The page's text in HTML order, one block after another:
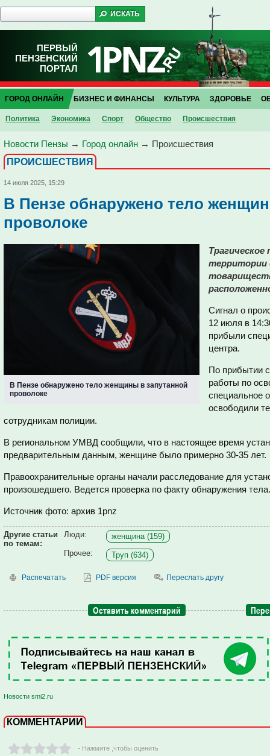
ПЕРВЫЙ
ПЕНЗЕНСКИЙ
ПОРТАЛ
ГОРОД ОНЛАЙН
Политика Экономика Спорт Общество Проиcшествия
БИЗНЕС И ФИНАНСЫ КУЛЬТУРА ЗДОРОВЬЕ
Новости Пензы → Город онлайн → Проиcшествия
ПРОИCШЕСТВИЯ
14 июля 2025, 15:29
В Пензе обнаружено тело
проволоке
В Пензе обнаружено тело женщины в запутанной
проволоке
территории
Сигнал о
12 июля в
прибыли
центра.
По прибытии
работы по
специальное
освободили
сотрудникам полиции.
В региональном УМВД сообщили, что в настоящее время
предварительным данным, женщине было примерно 30-35 лет.
Правоохранительные органы начали расследование для
произошедшего. Ведется проверка по факту обнаружения тела.
Источник фото: архив 1pnz
Другие статьи
по темам:
Люди:
женщина (159)
Прочее:
Труп (634)
Распечатать PDF версия Переслать другу
Оставить комментарий
Новости smi2.ru
КОММЕНТАРИИ
- Нажмите ,чтобы оценить